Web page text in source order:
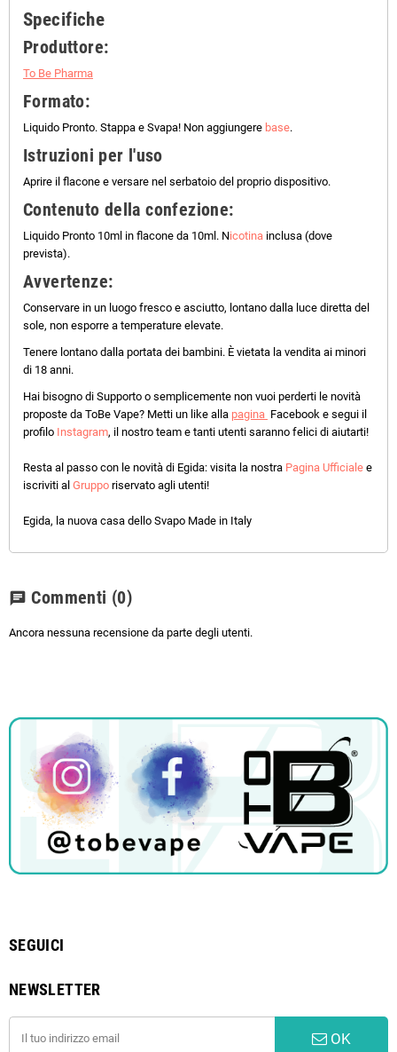
Specifiche
Produttore:
To Be Pharma
Formato:
Liquido Pronto. Stappa e Svapa! Non aggiungere base.
Istruzioni per l'uso
Aprire il flacone e versare nel serbatoio del proprio dispositivo.
Contenuto della confezione:
Liquido Pronto 10ml in flacone da 10ml. Nicotina inclusa (dove
prevista).
Avvertenze:
Conservare in un luogo fresco e asciutto, lontano dalla luce diretta del
sole, non esporre a temperature elevate.
Tenere lontano dalla portata dei bambini. È vietata la vendita ai minori
di 18 anni.
Hai bisogno di Supporto o semplicemente non vuoi perderti le novità
proposte da ToBe Vape? Metti un like alla pagina Facebook e segui il
profilo Instagram, il nostro team e tanti utenti saranno felici di aiutarti!
Resta al passo con le novità di Egida: visita la nostra Pagina Ufficiale e
iscriviti al Gruppo riservato agli utenti!
Egida, la nuova casa dello Svapo Made in Italy
chat Commenti (0)
Ancora nessuna recensione da parte degli utenti.
SEGUICI
NEWSLETTER
OK